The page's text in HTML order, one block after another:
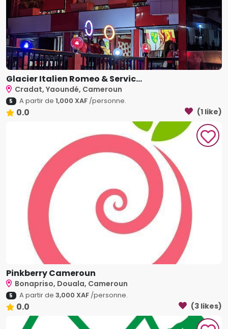
Glacier Italien Romeo & Servic...
Cradat, Yaoundé, Cameroun
5 A partir de 1,000 XAF/personne.
0.0 (1 like)
Pinkberry Cameroun
Bonapriso, Douala, Cameroun
5 A partir de 3,000 XAF/personne.
0.0 (3 likes)